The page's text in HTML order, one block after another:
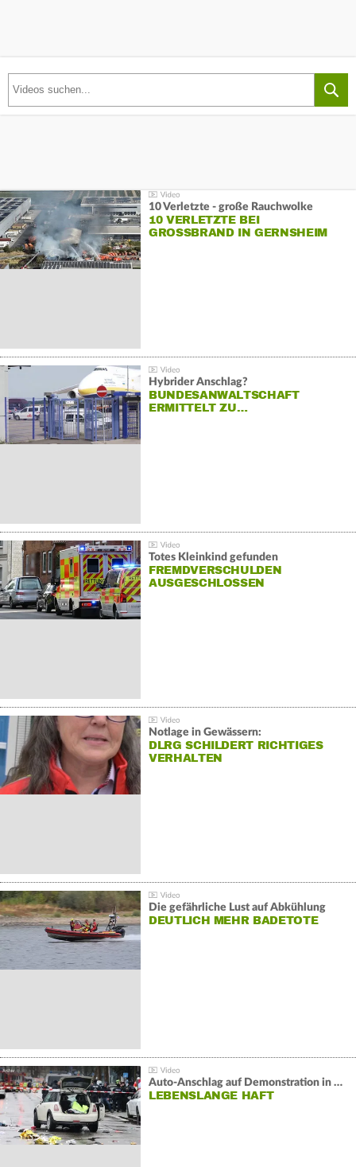
10 Verletzte - große Rauchwolke
10 VERLETZTE BEI
GROSSBRAND IN GERNSHEIM
Hybrider Anschlag?
BUNDESANWALTSCHAFT
ERMITTELT ZU…
Totes Kleinkind gefunden
FREMDVERSCHULDEN
AUSGESCHLOSSEN
Notlage in Gewässern:
DLRG SCHILDERT RICHTIGES
VERHALTEN
Die gefährliche Lust auf Abkühlung
DEUTLICH MEHR BADETOTE
Auto-Anschlag auf Demonstration in München:
LEBENSLANGE HAFT